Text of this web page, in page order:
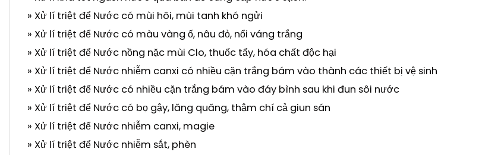
» Xử lí triệt để Nước có mùi hôi, mùi tanh khó ngửi
» Xử lí triệt để Nước có màu vàng ố, nâu đỏ, nổi váng trắng
» Xử lí triệt để Nước nồng nặc mùi Clo, thuốc tẩy, hóa chất độc hại
» Xử lí triệt để Nước nhiễm canxi có nhiều cặn trắng bám vào thành các thiết bị vệ sinh
» Xử lí triệt để Nước có nhiều cặn trắng bám vào đáy bình sau khi đun sôi nước
» Xử lí triệt để Nước có bọ gậy, lăng quăng, thậm chí cả giun sán
» Xử lí triệt để Nước nhiễm canxi, magie
» Xử lí triệt để Nước nhiễm sắt, phèn